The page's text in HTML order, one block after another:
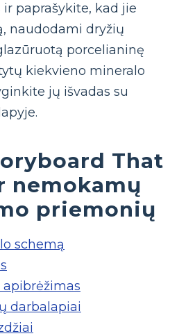
paprašykite, kad jie
naudodami dryžių
porcelianinę
kiekvieno mineralo
jų išvadas su
That
nemokamų
priemonių
schemą
apibrėžimas
darbalapiai